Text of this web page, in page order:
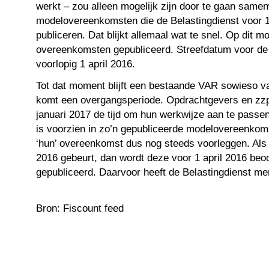
werkt – zou alleen mogelijk zijn door te gaan
modelovereenkomsten die de Belastingdienst voor
publiceren. Dat blijkt allemaal wat te snel. Op dit
overeenkomsten gepubliceerd. Streefdatum voor
voorlopig 1 april 2016.
Tot dat moment blijft een bestaande VAR sowieso
komt een overgangsperiode. Opdrachtgevers en
januari 2017 de tijd om hun werkwijze aan te
is voorzien in zo’n gepubliceerde
‘hun’ overeenkomst dus nog steeds voorleggen.
2016 gebeurt, dan wordt deze voor 1 april 2016
gepubliceerd. Daarvoor heeft de Belastingdienst
Bron: Fiscount feed